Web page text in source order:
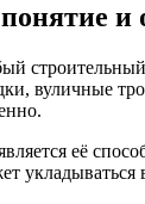
и
вуличные
её